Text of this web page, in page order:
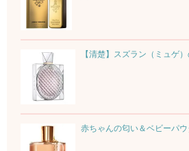
【清楚】スズラン（ミュゲ
赤ちゃんの匂い＆ベビーパ